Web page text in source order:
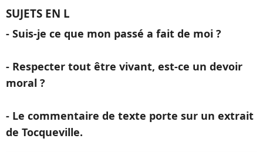
SUJETS EN L
- Suis-je ce que mon passé a fait de moi ?
- Respecter tout être vivant, est-ce un devoir
moral ?
- Le commentaire de texte porte sur un extrait
de Tocqueville.